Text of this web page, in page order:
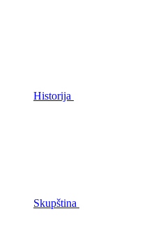
Historija
Skupština